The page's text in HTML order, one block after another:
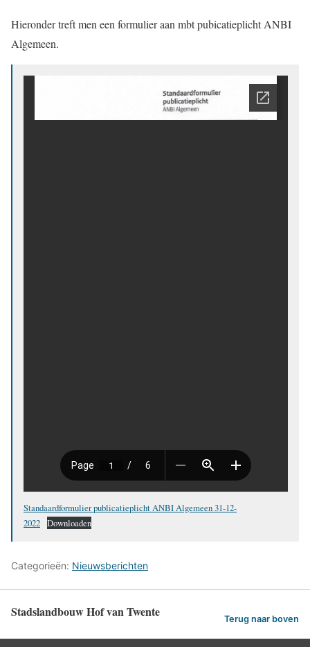
Hieronder treft men een formulier aan mbt pubicatieplicht ANBI
Algemeen.
Standaardformulier publicatieplicht ANBI Algemeen 31-12-
2022 Downloaden
Categorieën: Nieuwsberichten
Stadslandbouw Hof van Twente Terug naar boven